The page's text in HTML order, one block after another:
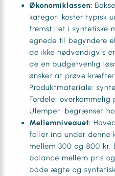
Økonomiklassen:
kategori koster typisk
fremstillet i syntetiske
egnede til begyndere
de ikke nødvendigvis
de en budgetvenlig
ønsker at prøve
Produktmateriale:
Fordele: overkommelig
Ulemper: begrænset
Mellemniveauet:
faller ind under denne
mellem 300 og 800 kr.
balance mellem pris
både ægte og